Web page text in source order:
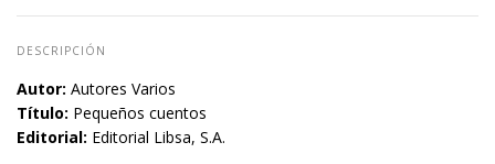
DESCRIPCIÓN
Autor: Autores Varios
Título: Pequeños cuentos
Editorial: Editorial Libsa, S.A.